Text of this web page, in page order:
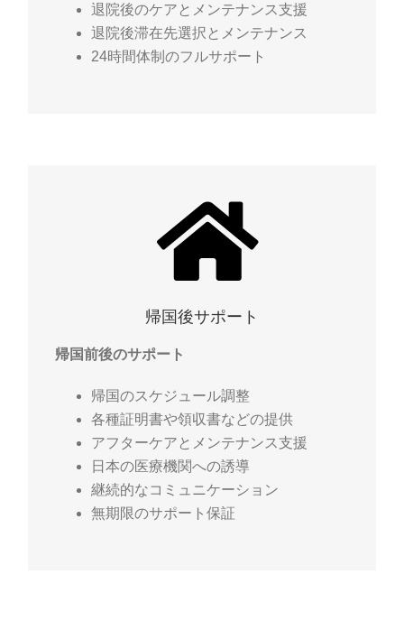
退院後のケアとメンテナンス支援
退院後滞在先選択とメンテナンス
24時間体制のフルサポート
帰国後サポート
帰国前後のサポート
帰国のスケジュール調整
各種証明書や領収書などの提供
アフターケアとメンテナンス支援
日本の医療機関への誘導
継続的なコミュニケーション
無期限のサポート保証